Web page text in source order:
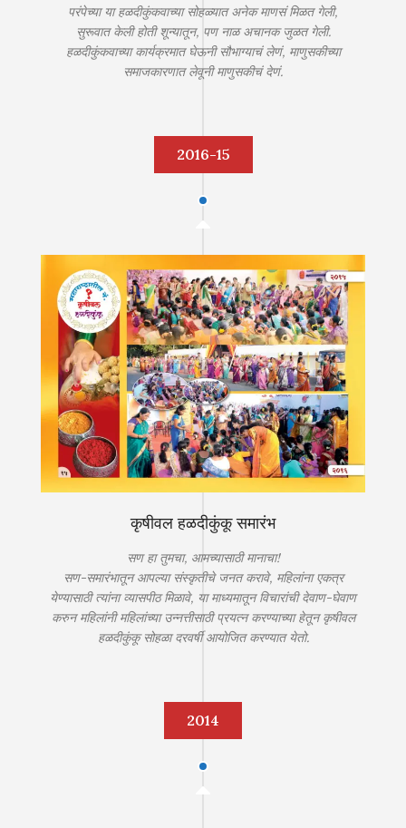
परंपेच्या या हळदीकुंकवाच्या सोहळ्यात अनेक माणसं मिळत गेली,
सुरूवात केली होती शून्यातून, पण नाळ अचानक जुळत गेली.
हळदीकुंकवाच्या कार्यक्रमात घेऊनी सौभाग्याचं लेणं, माणुसकीच्या
समाजकारणात लेवूनी माणुसकीचं देणं.
2016-15
कृषीवल हळदीकुंकू समारंभ
सण हा तुमचा, आमच्यासाठी मानाचा!
सण-समारंभातून आपल्या संस्कृतीचे जनत करावे, महिलांना एकत्र
येण्यासाठी त्यांना व्यासपीठ मिळावे, या माध्यमातून विचारांची देवाण-घेवाण
करुन महिलांनी महिलांच्या उन्नत्तीसाठी प्रयत्न करण्याच्या हेतून कृषीवल
हळदीकुंकू सोहळा दरवर्षी आयोजित करण्यात येतो.
2014